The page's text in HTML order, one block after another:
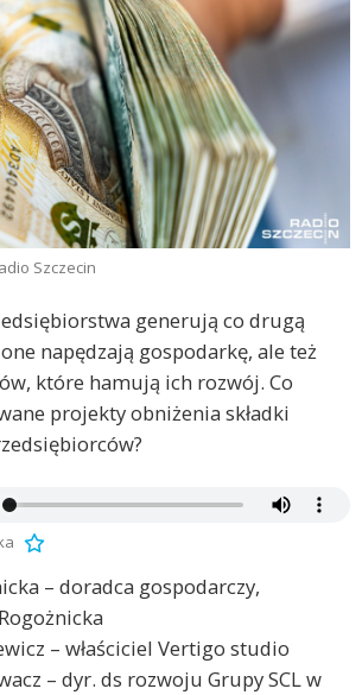
Szczecin
generują co drugą
napędzają gospodarkę, ale też
które hamują ich rozwój. Co
projekty obniżenia składki
– doradca gospodarczy,
– właściciel Vertigo studio
– dyr. ds rozwoju Grupy SCL w